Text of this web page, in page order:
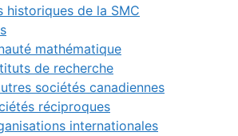
historiques de la SMC
mathématique
de recherche
sociétés canadiennes
réciproques
internationales